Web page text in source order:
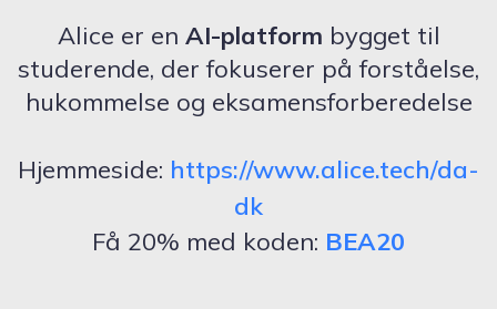
Alice er en AI-platform bygget til
studerende, der fokuserer på forståelse,
hukommelse og eksamensforberedelse
Hjemmeside: https://www.alice.tech/da-
dk
Få 20% med koden: BEA20